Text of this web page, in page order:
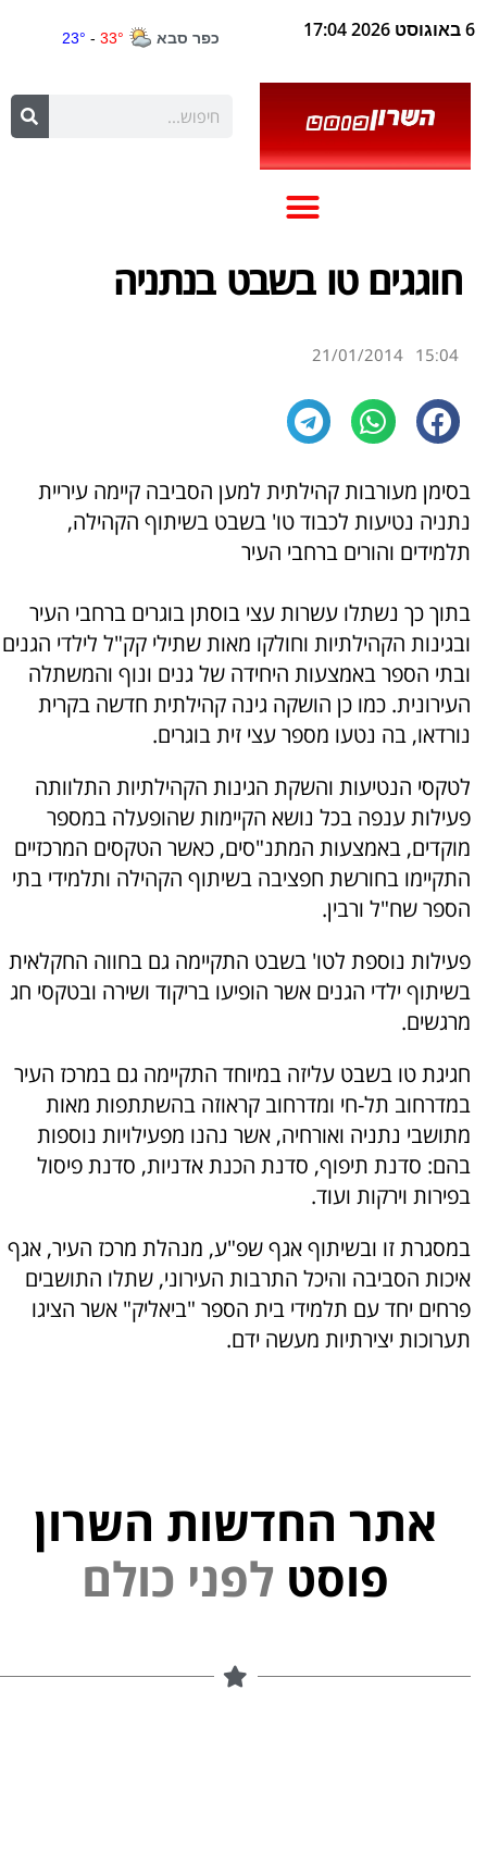
6 באוגוסט 2026 17:04
חוגגים טו בשבט בנתניה
15:04
21/01/2014
בסימן מעורבות קהילתית למען הסביבה קיימה עיריית
נתניה נטיעות לכבוד טו' בשבט בשיתוף הקהילה,
תלמידים והורים ברחבי העיר
בתוך כך נשתלו עשרות עצי בוסתן בוגרים ברחבי העיר
ובגינות הקהילתיות וחולקו מאות שתילי קק"ל לילדי הגנים
ובתי הספר באמצעות היחידה של גנים ונוף והמשתלה
העירונית. כמו כן הושקה גינה קהילתית חדשה בקרית
נורדאו, בה נטעו מספר עצי זית בוגרים.
לטקסי הנטיעות והשקת הגינות הקהילתיות התלוותה
פעילות ענפה בכל נושא הקיימות שהופעלה במספר
מוקדים, באמצעות המתנ"סים, כאשר הטקסים המרכזיים
התקיימו בחורשת חפציבה בשיתוף הקהילה ותלמידי בתי
הספר שח"ל ורבין.
פעילות נוספת לטו' בשבט התקיימה גם בחווה החקלאית
בשיתוף ילדי הגנים אשר הופיעו בריקוד ושירה ובטקסי חג
מרגשים.
חגיגת טו בשבט עליזה במיוחד התקיימה גם במרכז העיר
במדרחוב תל-חי ומדרחוב קראוזה בהשתתפות מאות
מתושבי נתניה ואורחיה, אשר נהנו מפעילויות נוספות
בהם: סדנת תיפוף, סדנת הכנת אדניות, סדנת פיסול
בפירות וירקות ועוד.
במסגרת זו ובשיתוף אגף שפ"ע, מנהלת מרכז העיר, אגף
איכות הסביבה והיכל התרבות העירוני, שתלו התושבים
פרחים יחד עם תלמידי בית הספר "ביאליק" אשר הציגו
תערוכות יצירתיות מעשה ידם.
אתר החדשות השרון
פוסט